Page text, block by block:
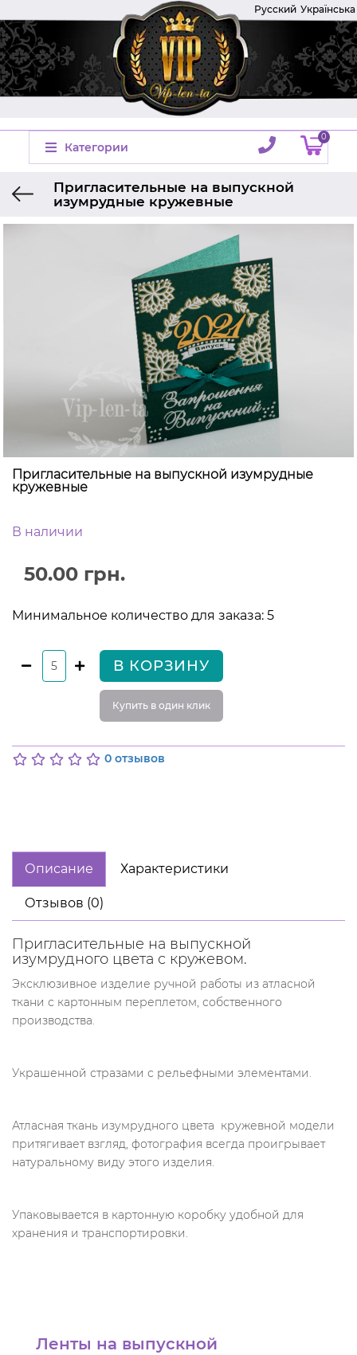
Русский Українська
Категории
0
Пригласительные на выпускной
изумрудные кружевные
Приглашение на выпускной
Пригласительные на выпускной изумрудные
кружевные
В наличии
50.00 грн.
Минимальное количество для заказа: 5
В КОРЗИНУ
Купить в один клик
0 отзывов
Описание Характеристики
Отзывов (0)
Пригласительные на выпускной
изумрудного цвета с кружевом.
Эксклюзивное изделие ручной работы из атласной
ткани с картонным переплетом, собственного
производства.
Украшенной стразами с рельефными элементами.
Атласная ткань изумрудного цвета кружевной модели
притягивает взгляд, фотография всегда проигрывает
натуральному виду этого изделия.
Упаковывается в картонную коробку удобной для
хранения и транспортировки.
Ленты на выпускной